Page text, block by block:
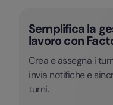
Semplifica la
lavoro con
Crea e assegna i
invia notifiche e
turni.